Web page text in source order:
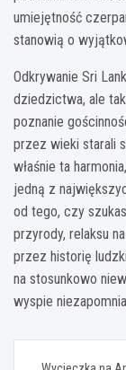
umiejętność
stanowią o
Odkrywanie Sri
dziedzictwa, ale
poznanie
przez wieki starali
właśnie ta
jedną z
od tego, czy
przyrody, relaksu
przez historię
na stosunkowo
wyspie